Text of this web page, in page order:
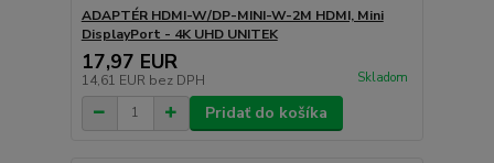
ADAPTÉR HDMI-W/DP-MINI-W-2M HDMI, Mini
DisplayPort - 4K UHD UNITEK
17,97 EUR
14,61 EUR bez DPH Skladom
Pridať do košíka